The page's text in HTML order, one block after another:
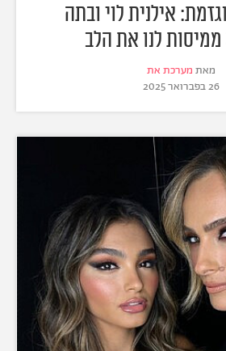
אילנית לוי ובתה
מאת מערכת את
26 בפברואר 2025